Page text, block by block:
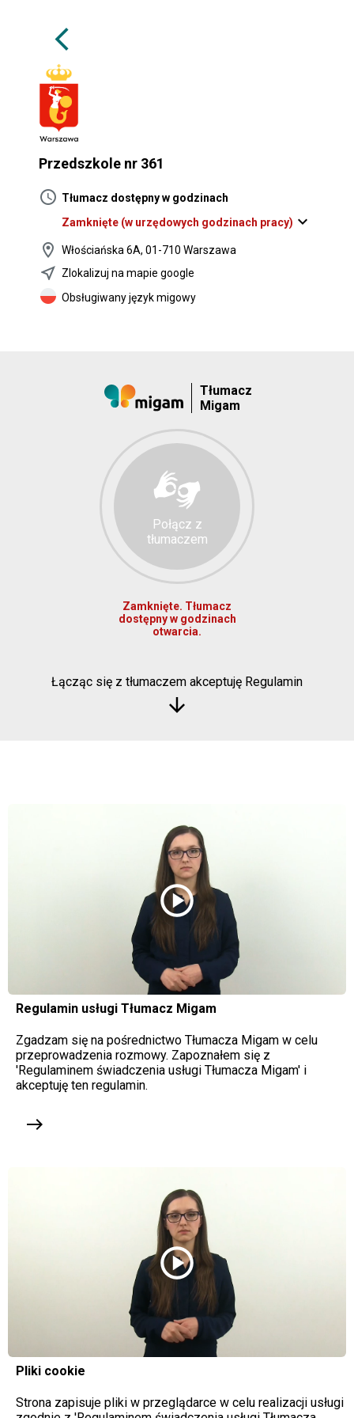
arrow_back_ios
Przedszkole nr 361
schedule Tłumacz dostępny w godzinach
Zamknięte (w urzędowych godzinach pracy) expand_more
location_on
Włościańska 6A, 01-710 Warszawa
near_me Zlokalizuj na mapie google
Obsługiwany język migowy
Tłumacz
Migam
Połącz z
tłumaczem
Zamknięte. Tłumacz
dostępny w godzinach
otwarcia.
Łącząc się z tłumaczem akceptuję Regulamin
arrow_downward
play_circle
Regulamin usługi Tłumacz Migam
Zgadzam się na pośrednictwo Tłumacza Migam w celu
przeprowadzenia rozmowy. Zapoznałem się z
'Regulaminem świadczenia usługi Tłumacza Migam' i
akceptuję ten regulamin.
east
play_circle
Pliki cookie
Strona zapisuje pliki w przeglądarce w celu realizacji usługi